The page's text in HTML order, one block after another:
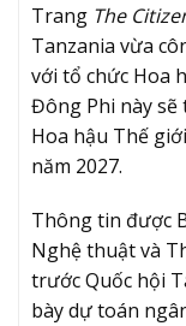
Trang The
Tanzania vừa
với tổ chức Hoa
Đông Phi này sẽ
Hoa hậu Thế
năm 2027.
Thông tin được
Nghệ thuật và
trước Quốc hội
bày dự toán